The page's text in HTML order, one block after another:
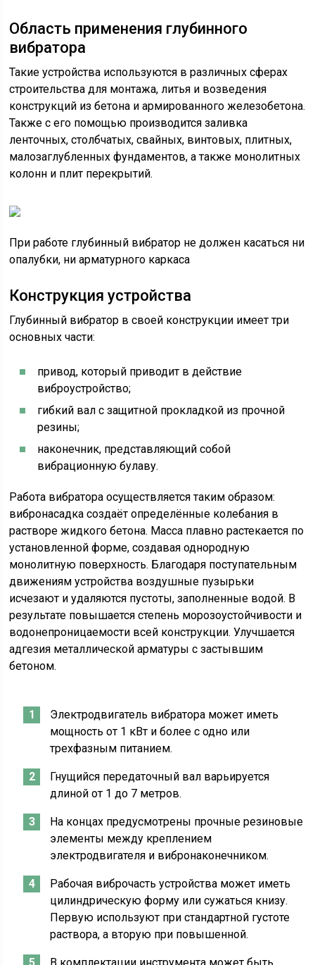
Область применения глубинного
вибратора
Такие устройства используются в различных сферах
строительства для монтажа, литья и возведения
конструкций из бетона и армированного железобетона.
Также с его помощью производится заливка
ленточных, столбчатых, свайных, винтовых, плитных,
малозаглубленных фундаментов, а также монолитных
колонн и плит перекрытий.
При работе глубинный вибратор не должен касаться ни
опалубки, ни арматурного каркаса
Конструкция устройства
Глубинный вибратор в своей конструкции имеет три
основных части:
привод, который приводит в действие
виброустройство;
гибкий вал с защитной прокладкой из прочной
резины;
наконечник, представляющий собой
вибрационную булаву.
Работа вибратора осуществляется таким образом:
вибронасадка создаёт определённые колебания в
растворе жидкого бетона. Масса плавно растекается по
установленной форме, создавая однородную
монолитную поверхность. Благодаря поступательным
движениям устройства воздушные пузырьки
исчезают и удаляются пустоты, заполненные водой. В
результате повышается степень морозоустойчивости и
водонепроницаемости всей конструкции. Улучшается
адгезия металлической арматуры с застывшим
бетоном.
Электродвигатель вибратора может иметь
мощность от 1 кВт и более с одно или
трехфазным питанием.
Гнущийся передаточный вал варьируется
длиной от 1 до 7 метров.
На концах предусмотрены прочные резиновые
элементы между креплением
электродвигателя и вибронаконечником.
Рабочая виброчасть устройства может иметь
цилиндрическую форму или сужаться книзу.
Первую используют при стандартной густоте
раствора, а вторую при повышенной.